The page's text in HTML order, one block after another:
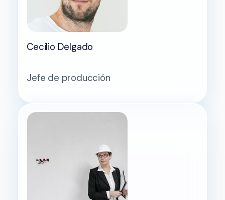
Cecilio Delgado
Jefe de producción